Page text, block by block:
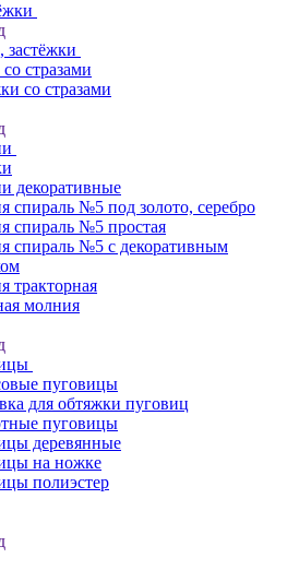
стразами
со стразами
декоративные
спираль №5 под золото, серебро
спираль №5 простая
спираль №5 с декоративным
тракторная
молния
пуговицы
для обтяжки пуговиц
пуговицы
деревянные
на ножке
полиэстер